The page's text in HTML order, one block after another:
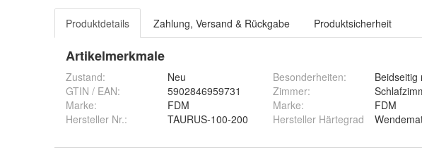
Produktdetails Zahlung, Versand & Rückgabe Produktsicherheit
Artikelmerkmale
Zustand:
Neu
GTIN / EAN:
5902846959731
Marke:
FDM
Hersteller Nr.:
TAURUS-100-200
Besonderheiten:
Beidseitig
Zimmer:
Marke:
FDM
Hersteller Härtegrad